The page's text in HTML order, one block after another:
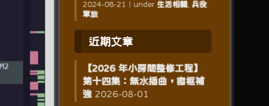
2024-08-21
under 生活相關
兵役
軍旅
近期文章
【2026 年小房間整修工程】
第十四集：無水插曲，窗框補
強 2026-08-01